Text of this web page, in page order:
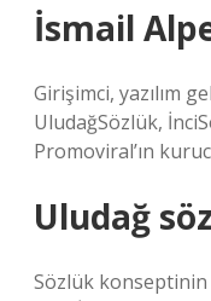
İsmail
Girişimci, yazılım
UludağSözlük,
Promoviral’ın
Uludağ
Sözlük konseptinin